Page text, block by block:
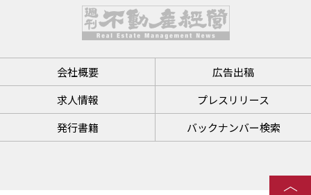
会社概要
広告出稿
求人情報
プレスリリース
発行書籍
バックナンバー検索